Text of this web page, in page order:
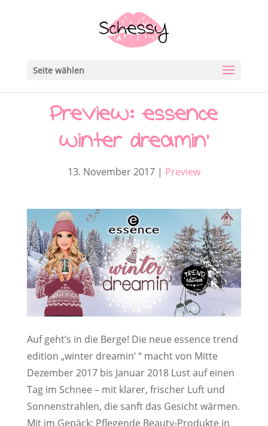
Seite wählen
Preview: essence
winter dreamin‘
13. November 2017| Preview
Auf geht’s in die Berge! Die neue essence trend
edition „winter dreamin‘ “ macht von Mitte
Dezember 2017 bis Januar 2018 Lust auf einen
Tag im Schnee – mit klarer, frischer Luft und
Sonnenstrahlen, die sanft das Gesicht wärmen.
Mit im Gepäck: Pflegende Beauty-Produkte in